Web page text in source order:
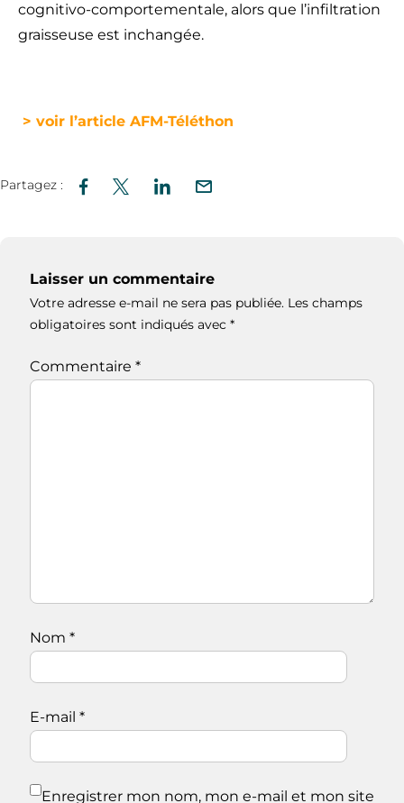
cognitivo-comportementale, alors que l’infiltration
graisseuse est inchangée.
> voir l’article AFM-Téléthon
Partagez :
Laisser un commentaire
Votre adresse e-mail ne sera pas publiée. Les champs
obligatoires sont indiqués avec *
Commentaire *
Nom *
E-mail *
Enregistrer mon nom, mon e-mail et mon site